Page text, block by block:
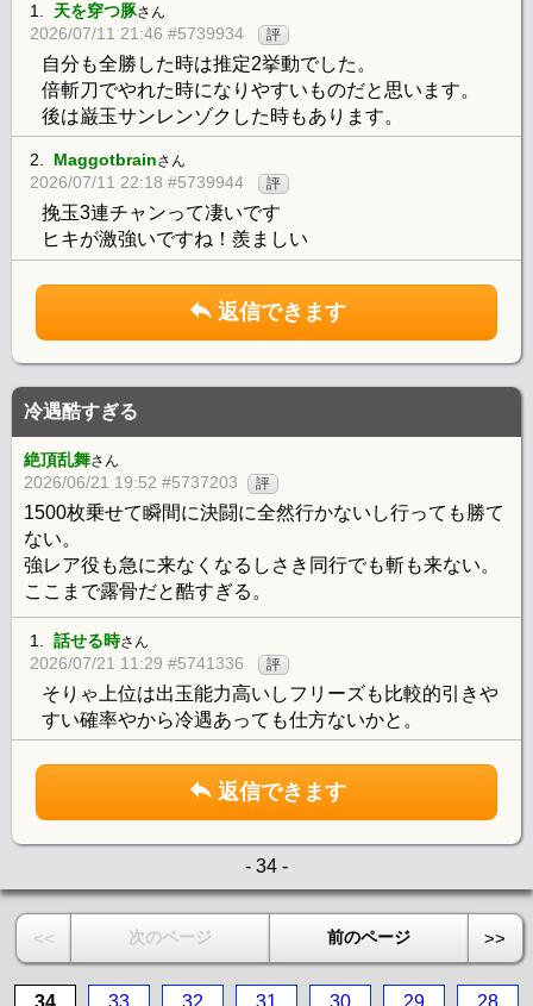
1. 天を穿つ豚さん
2026/07/11 21:46 #5739934 評
自分も全勝した時は推定2挙動でした。
倍斬刀でやれた時になりやすいものだと思います。
後は巌玉サンレンゾクした時もあります。
2. Maggotbrainさん
2026/07/11 22:18 #5739944 評
挽玉3連チャンって凄いです
ヒキが激強いですね！羨ましい
返信できます
冷遇酷すぎる
絶頂乱舞さん
2026/06/21 19:52 #5737203 評
1500枚乗せて瞬間に決闘に全然行かないし行っても勝て
ない。
強レア役も急に来なくなるしさき同行でも斬も来ない。
ここまで露骨だと酷すぎる。
1. 話せる時さん
2026/07/21 11:29 #5741336 評
そりゃ上位は出玉能力高いしフリーズも比較的引きや
すい確率やから冷遇あっても仕方ないかと。
返信できます
- 34 -
<< 次のページ 前のページ >>